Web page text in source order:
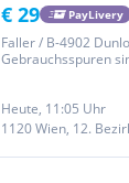
€ 29 PayLivery
Faller / B-4902
Gebrauchsspuren
Heute, 11:05 Uhr
1120 Wien, 12.